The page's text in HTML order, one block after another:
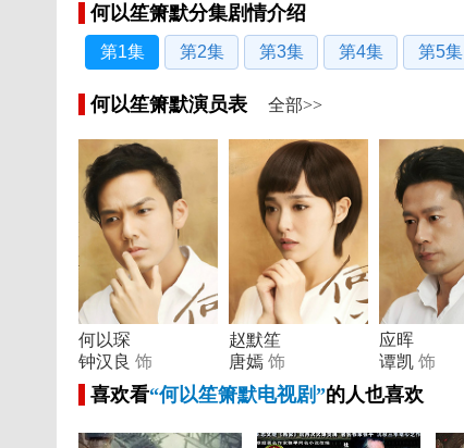
何以笙箫默分集剧情介绍
第1集 第2集 第3集 第4集 第5集
何以笙箫默演员表 全部>>
何以琛
钟汉良 饰
赵默笙
唐嫣 饰
应晖
谭凯 饰
喜欢看“何以笙箫默电视剧”的人也喜欢